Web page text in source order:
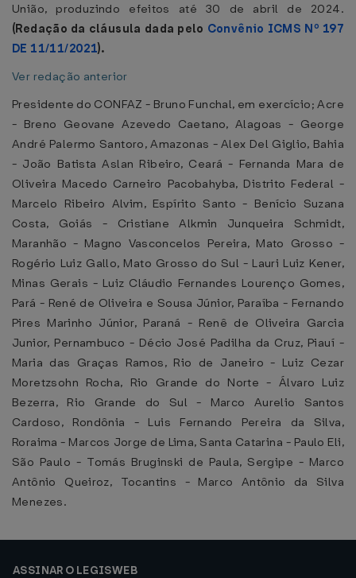
União, produzindo efeitos até 30 de abril de 2024.
(Redação da cláusula dada pelo Convênio ICMS Nº 197
DE 11/11/2021).
Ver redação anterior
Presidente do CONFAZ - Bruno Funchal, em exercício; Acre
- Breno Geovane Azevedo Caetano, Alagoas - George
André Palermo Santoro, Amazonas - Alex Del Giglio, Bahia
- João Batista Aslan Ribeiro, Ceará - Fernanda Mara de
Oliveira Macedo Carneiro Pacobahyba, Distrito Federal -
Marcelo Ribeiro Alvim, Espírito Santo - Benício Suzana
Costa, Goiás - Cristiane Alkmin Junqueira Schmidt,
Maranhão - Magno Vasconcelos Pereira, Mato Grosso -
Rogério Luiz Gallo, Mato Grosso do Sul - Lauri Luiz Kener,
Minas Gerais - Luiz Cláudio Fernandes Lourenço Gomes,
Pará - René de Oliveira e Sousa Júnior, Paraíba - Fernando
Pires Marinho Júnior, Paraná - Renê de Oliveira Garcia
Junior, Pernambuco - Décio José Padilha da Cruz, Piauí -
Maria das Graças Ramos, Rio de Janeiro - Luiz Cezar
Moretzsohn Rocha, Rio Grande do Norte - Álvaro Luiz
Bezerra, Rio Grande do Sul - Marco Aurelio Santos
Cardoso, Rondônia - Luis Fernando Pereira da Silva,
Roraima - Marcos Jorge de Lima, Santa Catarina - Paulo Eli,
São Paulo - Tomás Bruginski de Paula, Sergipe - Marco
Antônio Queiroz, Tocantins - Marco Antônio da Silva
Menezes.
ASSINAR O LEGISWEB